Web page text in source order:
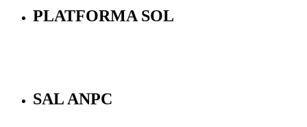
PLATFORMA SOL
SAL ANPC